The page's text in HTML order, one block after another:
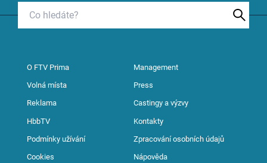
O FTV Prima Management
Volná místa Press
Reklama Castingy a výzvy
HbbTV Kontakty
Podmínky užívání Zpracování osobních údajů
Cookies Nápověda